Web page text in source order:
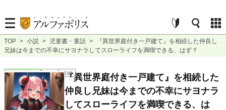
TOP > 小説 > 児童書・童話 >
『異世界庭付き一戸建て』を相続した仲良し
兄妹は今までの不幸にサヨナラしてスローライフを満喫できる、はず？
児童書・童話 完結 長編
『異世界庭付き一戸建て』を相続した
仲良し兄妹は今までの不幸にサヨナラ
してスローライフを満喫できる、は